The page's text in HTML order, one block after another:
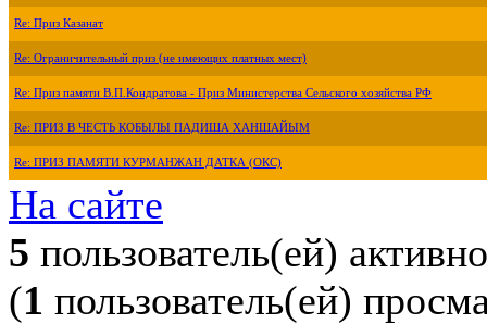
Re: Приз Казанат
Re: Ограничительный приз (не имеющих платных мест)
Re: Приз памяти В.П.Кондратова - Приз Министерства Сельского хозяйства РФ
Re: ПРИЗ В ЧЕСТЬ КОБЫЛЫ ПАДИША ХАНШАЙЫМ
Re: ПРИЗ ПАМЯТИ КУРМАНЖАН ДАТКА (ОКС)
На сайте
5 пользователь(ей) активно
(1 пользователь(ей)